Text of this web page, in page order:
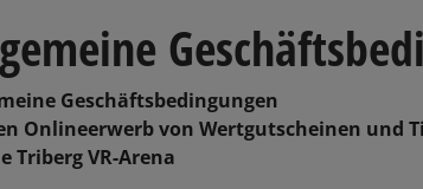
Geschäftsbedingungen
Onlineerwerb von Wertgutscheinen und
Triberg VR-Arena